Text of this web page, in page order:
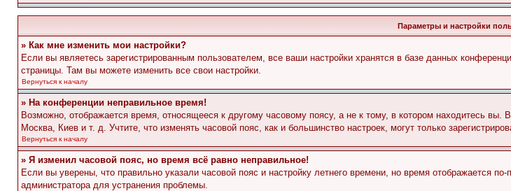
Параметры и настройки
» Как мне изменить мои настройки?
Если вы являетесь зарегистрированным пользователем, все ваши настройки хранятся в базе данных
страницы. Там вы можете изменить все свои настройки.
Вернуться к началу
» На конференции неправильное время!
Возможно, отображается время, относящееся к другому часовому поясу, а не к тому, в котором находитесь
Москва, Киев и т. д. Учтите, что изменять часовой пояс, как и большинство настроек, могут только
Вернуться к началу
» Я изменил часовой пояс, но время всё равно неправильное!
Если вы уверены, что правильно указали часовой пояс и настройку летнего времени, но время отображается
администратора для устранения проблемы.